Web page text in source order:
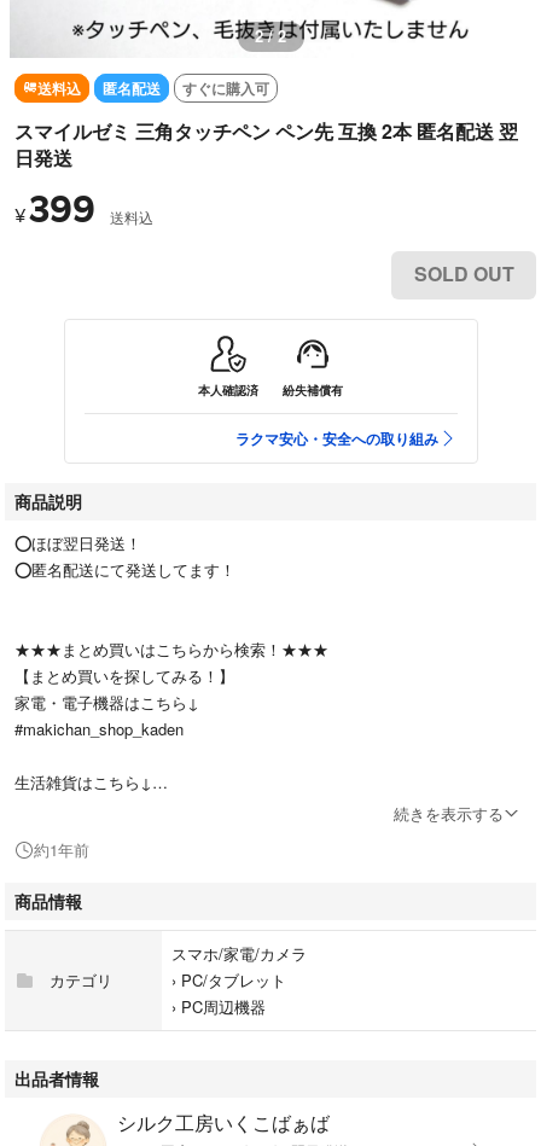
2 / 2
送料込 匿名配送 すぐに購入可
スマイルゼミ 三角タッチペン ペン先 互換 2本 匿名配送 翌
日発送
¥399 送料込
SOLD OUT
本人確認済 紛失補償有
ラクマ安心・安全への取り組み
商品説明
⭕ほぼ翌日発送！
⭕匿名配送にて発送してます！
★★★まとめ買いはこちらから検索！★★★
【まとめ買いを探してみる！】
家電・電子機器はこちら↓
#makichan_shop_kaden
生活雑貨はこちら↓
スマイルゼミ関連はこちら↓
#makichan_shop_smilezemi
★★★商品について★★★
ご覧いただき、ありがとうございます(*^^*)
・2本です。
続きを表示する
約1年前
商品情報
カテゴリ
スマホ/家電/カメラ
› PC/タブレット
› PC周辺機器
出品者情報
シルク工房いくこばぁば